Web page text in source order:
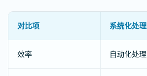
对比项 系统化处理
效率 自动化处理